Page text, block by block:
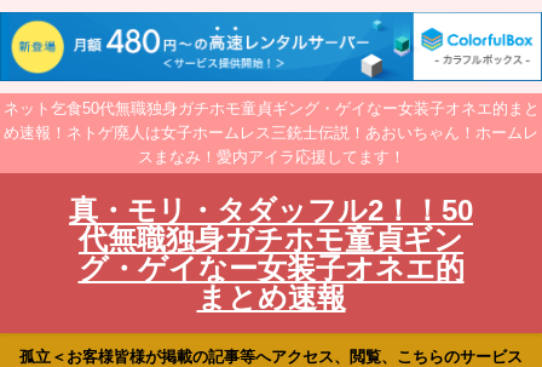
ネット乞食50代無職独身ガチホモ童貞ギング・ゲイなー女装子オネエ的まと
め速報！ネトゲ廃人は女子ホームレス三銃士伝説！あおいちゃん！ホームレ
スまなみ！愛内アイラ応援してます！
真・モリ・タダッフル2！！50
代無職独身ガチホモ童貞ギン
グ・ゲイなー女装子オネエ的
まとめ速報
孤立＜お客様皆様が掲載の記事等へアクセス、閲覧、こちらのサービス